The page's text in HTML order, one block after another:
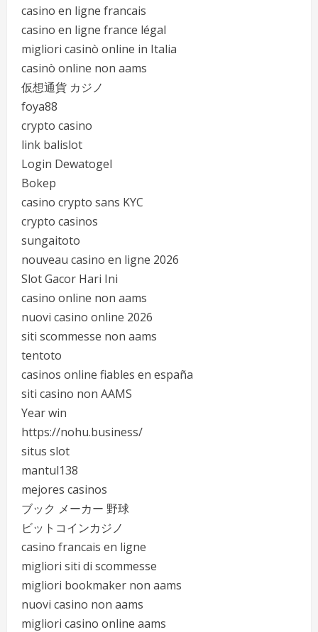
casino en ligne francais
casino en ligne france légal
migliori casinò online in Italia
casinò online non aams
仮想通貨 カジノ
foya88
crypto casino
link balislot
Login Dewatogel
Bokep
casino crypto sans KYC
crypto casinos
sungaitoto
nouveau casino en ligne 2026
Slot Gacor Hari Ini
casino online non aams
nuovi casino online 2026
siti scommesse non aams
tentoto
casinos online fiables en españa
siti casino non AAMS
Year win
https://nohu.business/
situs slot
mantul138
mejores casinos
ブック メーカー 野球
ビットコインカジノ
casino francais en ligne
migliori siti di scommesse
migliori bookmaker non aams
nuovi casino non aams
migliori casino online aams